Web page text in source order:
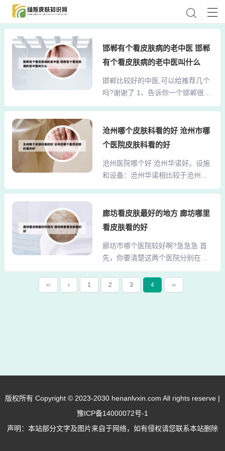
邯郸有个看皮肤病的老中医 邯郸
有个看皮肤病的老中医叫什么
邯郸比较好的中医,可以给推荐几个
吗?谢谢了 1、告诉你一个邯郸很有
名的老中医。在光明大街与和平路
大药房，里面有一个老中医每天上
午九点-十一点坐诊。大概有七十多
人，所以需要去挂号。2、我夏天在
他家看病，挺管用的。一定得坚
持！他的坐诊时间为每周的星期一
午不坐诊！！ 还有一家是李令田，
他家主要是中草药。也在刘二庄社
路。3、邯郸丛台路上有个治疗不孕
症的老中...
沧州哪个皮肤科看的好 沧州市哪
个医院皮肤科看的好
沧州医院哪个好 沧州华诺好。设施
和设备：沧州华诺相比较于沧州九
龙，沧州华诺医院拥有更先进或更
现代化的设施，这些因素可以提供
更好的医疗环境和更高效的治疗。
医院是一家专业、正规的医院，具
有多年的品牌历史和丰富的医疗经
验，而华美医院虽然也是一家综合
性医院，但在品牌实力方面稍逊于
廊坊看皮肤最好的地方 廊坊哪里
看皮肤看的好
廊坊市哪个医院较好啊?急急急 首
先，你要清楚这两个医院分别在哪
里？廊坊市妇幼保健中心（廊坊市
妇幼保健院）是指广阳道上那个
（五味斋西边）/廊坊市广阳区妇幼
同济医院去进行这个挂号咨询同济
医院，他是专门针对的男科的医院
里面的这个虱子，这种是比较完...
‹‹ ‹ 1 2 3 4 ››
版权所有 Copyright © 2023-2030 henanlvxin.com All rights reserve |
豫ICP备14000072号-1
声明：本站部分文字及图片来自于网络，如有侵权请您联系本站删除